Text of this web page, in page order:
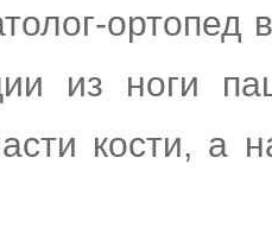
ортопед
из ноги
кости, а